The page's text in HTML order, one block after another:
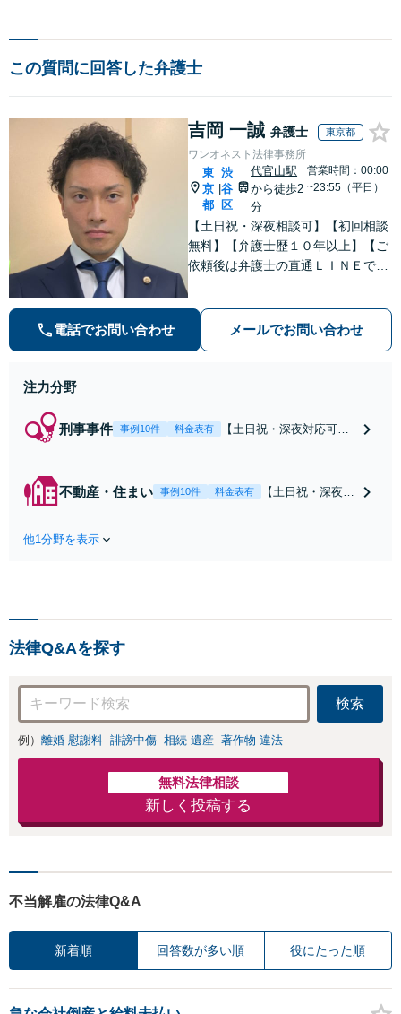
この質問に回答した弁護士
吉岡 一誠 弁護士 東京都
ワンオネスト法律事務所
東
京
都
渋
谷
区
代官山駅
から徒歩2
分
営業時間：00:00
~23:55（平日）
【土日祝・深夜相談可】【初回相談
無料】【弁護士歴１０年以上】【ご
依頼後は弁護士の直通ＬＩＮＥでい
ル・ナイトワークトラブルに注力】
電話でお問い合わせ メールでお問い合わせ
注力分野
刑事事件 事例10件 料金表有
【土日祝・深夜対応可】
起訴を目指します。逮捕
勾留されている場合、首
不動産・住まい 事例10件 料金表有
【土日祝・深夜相
可能【初回相談無
他1分野を表示
法律Q&Aを探す
検索
例） 離婚 慰謝料 誹謗中傷 相続 遺産 著作物 違法
無料法律相談
新しく投稿する
不当解雇の法律Q&A
新着順 回答数が多い順 役にたった順